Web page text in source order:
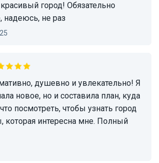
город! Обязательно
не раз
новое, но и составила план, куда
посмотреть, чтобы узнать город
которая интересна мне. Полный